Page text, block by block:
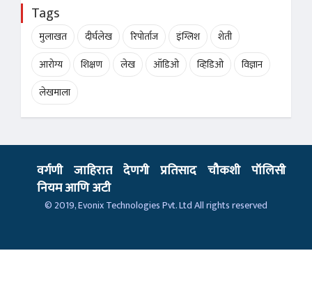
Tags
मुलाखत दीर्घलेख रिपोर्ताज इंग्लिश
शेती
आरोग्य
शिक्षण लेख ऑडिओ व्हिडिओ
विज्ञान
लेखमाला
वर्गणी जाहिरात देणगी प्रतिसाद चौकशी पॉलिसी
नियम आणि अटी
© 2019,Evonix Technologies Pvt. LtdAll rights reserved